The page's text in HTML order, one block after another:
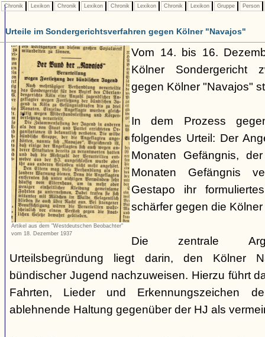
Chronik Lexikon Chronik Lexikon Chronik Lexikon Chronik Lexikon Gruppe Person
Urteile im Sondergerichtsverfahren gegen Kölner "Navajos"
Artikel aus dem "Westdeutschen Beobachter"
vom 18. Dezember 1937
Vom 14. bis 16.
Kölner Sondergericht
gegen Kölner "Navajos"
In dem Prozess
folgendes Urteil: Der
Monaten Gefängnis,
Monaten Gefängnis
Gestapo ihr
schärfer gegen die
Die zentrale
Urteilsbegründung liegt darin, den Kölner
bündischer Jugend nachzuweisen. Hierzu führt
Fahrten, Lieder und Erkennungszeichen
ablehnende Haltung gegenüber der HJ als